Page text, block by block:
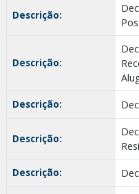
Descrição:
Descrição:
Descrição:
Descrição:
Descrição: